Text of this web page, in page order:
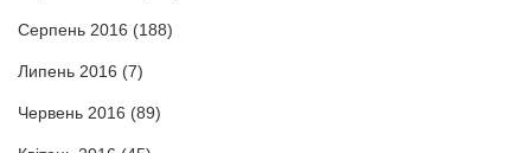
Серпень 2016 (188)
Липень 2016 (7)
Червень 2016 (89)